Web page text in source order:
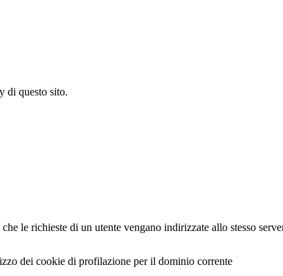
di questo sito.
le richieste di un utente vengano indirizzate allo stesso
dei cookie di profilazione per il dominio corrente